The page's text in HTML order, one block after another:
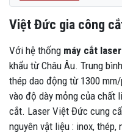
Việt Đức gia công
Với hệ thống máy cắt
khẩu từ Châu Âu. Trung
thép dao động từ 1300
vào độ dày mỏng của chất
cắt. Laser Việt Đức cung
nguyên vật liệu : inox, thép,